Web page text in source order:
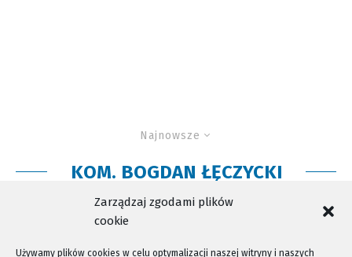
Zarządzaj zgodami plików
cookie
Używamy plików cookies w celu optymalizacji naszej witryny i naszych
Najnowsze
KOM. BOGDAN ŁĘCZYCKI
Rozmowa Dnia: kom. Bogdan Łęczycki